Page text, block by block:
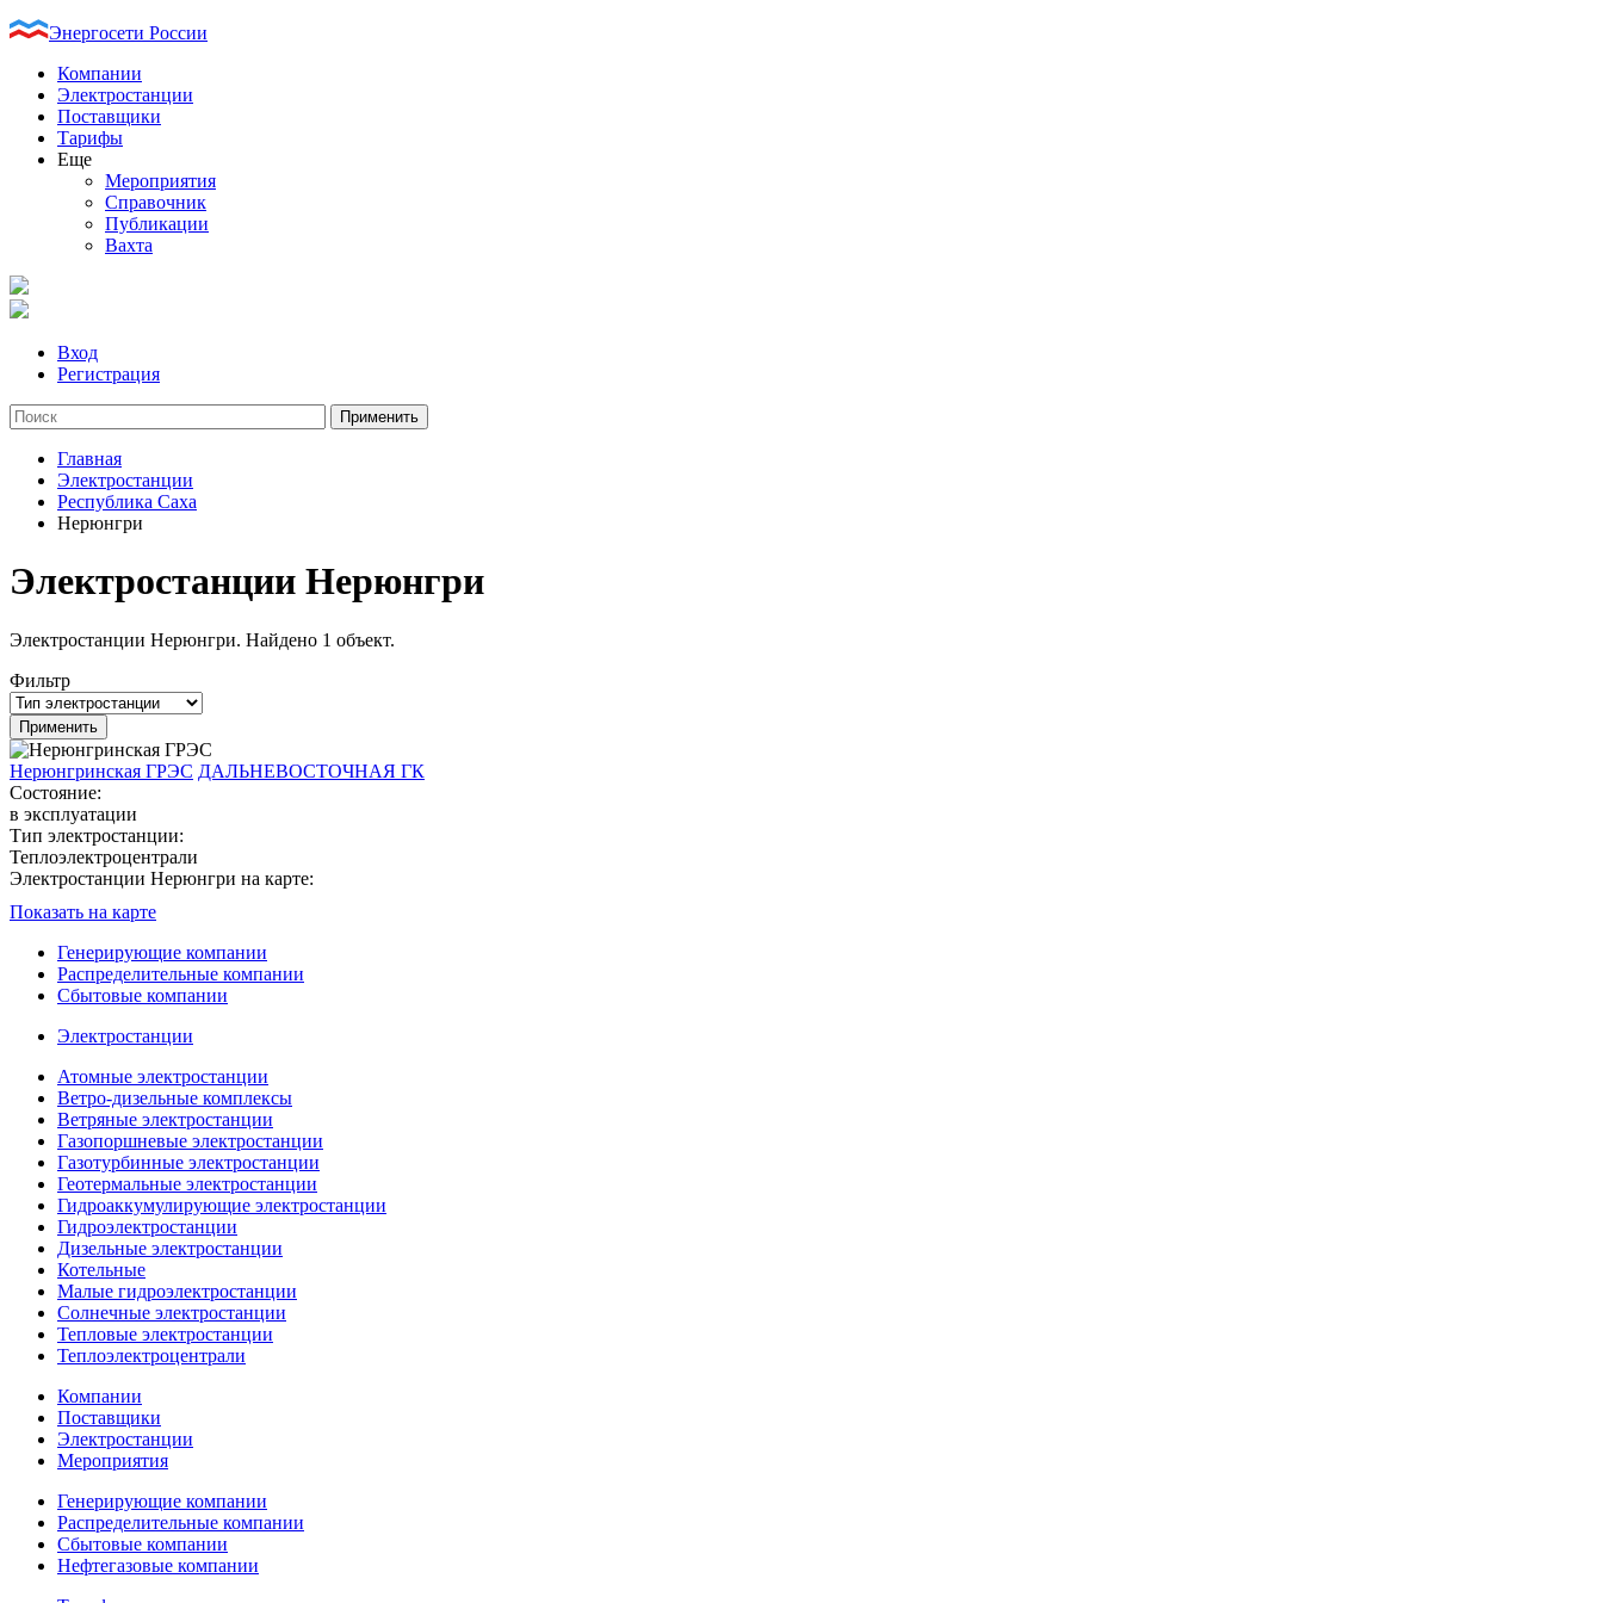
Энергосети России
Компании
Электростанции
Поставщики
Тарифы
Еще
Мероприятия
Справочник
Публикации
Вахта
Вход
Регистрация
Главная
Электростанции
Республика Саха
Нерюнгри
Электростанции Нерюнгри
Электростанции Нерюнгри. Найдено 1 объект.
Фильтр
Нерюнгринская ГРЭС ДАЛЬНЕВОСТОЧНАЯ ГК
Состояние:
в эксплуатации
Тип электростанции:
Теплоэлектроцентрали
Электростанции Нерюнгри на карте:
Показать на карте
Генерирующие компании
Распределительные компании
Сбытовые компании
Электростанции
Атомные электростанции
Ветро-дизельные комплексы
Ветряные электростанции
Газопоршневые электростанции
Газотурбинные электростанции
Геотермальные электростанции
Гидроаккумулирующие электростанции
Гидроэлектростанции
Дизельные электростанции
Котельные
Малые гидроэлектростанции
Солнечные электростанции
Тепловые электростанции
Теплоэлектроцентрали
Компании
Поставщики
Электростанции
Мероприятия
Генерирующие компании
Распределительные компании
Сбытовые компании
Нефтегазовые компании